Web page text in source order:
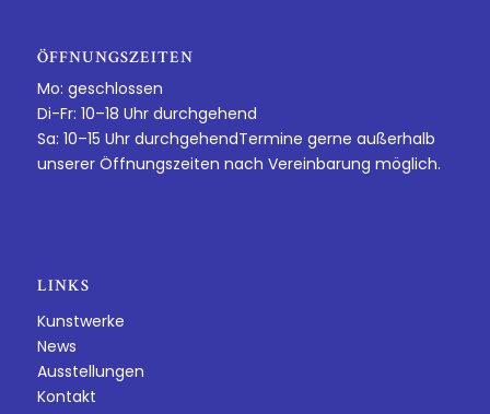
ÖFFNUNGSZEITEN
Mo: geschlossen
Di-Fr: 10–18 Uhr durchgehend
Sa: 10–15 Uhr durchgehendTermine gerne außerhalb
unserer Öffnungszeiten nach Vereinbarung möglich.
LINKS
Kunstwerke
News
Ausstellungen
Kontakt